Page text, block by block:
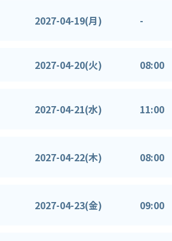
2027-04-19(月) -
2027-04-20(火) 08:00
2027-04-21(水) 11:00
2027-04-22(木) 08:00
2027-04-23(金) 09:00